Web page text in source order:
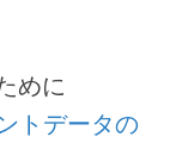
めに
トデータの